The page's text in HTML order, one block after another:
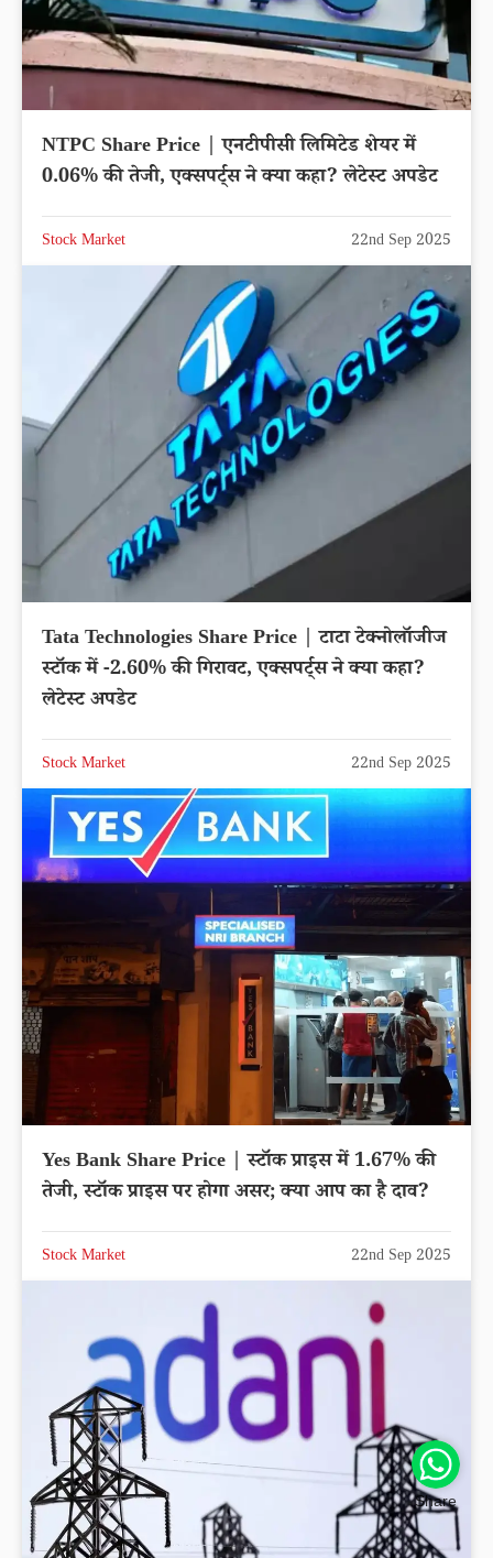
NTPC Share Price | एनटीपीसी लिमिटेड शेयर में
0.06% की तेजी, एक्सपर्ट्स ने क्या कहा? लेटेस्ट अपडेट
Stock Market 22nd Sep 2025
Tata Technologies Share Price | टाटा टेक्नोलॉजीज
स्टॉक में -2.60% की गिरावट, एक्सपर्ट्स ने क्या कहा?
लेटेस्ट अपडेट
Stock Market 22nd Sep 2025
Yes Bank Share Price | स्टॉक प्राइस में 1.67% की
तेजी, स्टॉक प्राइस पर होगा असर; क्या आप का है दाव?
Stock Market 22nd Sep 2025
Share